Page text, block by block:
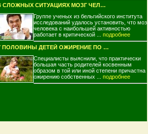
В СЛОЖНЫХ СИТУАЦИЯХ МОЗГ ЧЕЛОВЕКА РАБОТА..
Группе ученых из бельгийского института
исследований удалось установить, что
человека с наибольшей активностью
работает в критической ...
подробнее
У ПОЛОВИНЫ ДЕТЕЙ ОЖИРЕНИЕ ПО ВИНЕ РОДИТЕ..
Специалисты выяснили, что практически
большая часть родителей косвенным
образом в той или иной степени причастна
ожирению собственных ...
подробнее